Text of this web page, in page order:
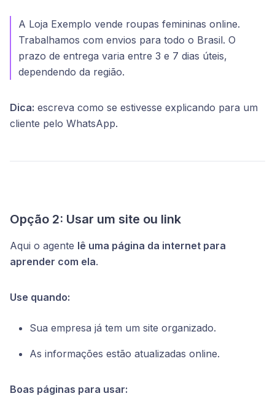
A Loja Exemplo vende roupas femininas online.
Trabalhamos com envios para todo o Brasil. O
prazo de entrega varia entre 3 e 7 dias úteis,
dependendo da região.
Dica: escreva como se estivesse explicando para um
cliente pelo WhatsApp.
Opção 2: Usar um site ou link
Aqui o agente lê uma página da internet para
aprender com ela.
Use quando:
Sua empresa já tem um site organizado.
As informações estão atualizadas online.
Boas páginas para usar: